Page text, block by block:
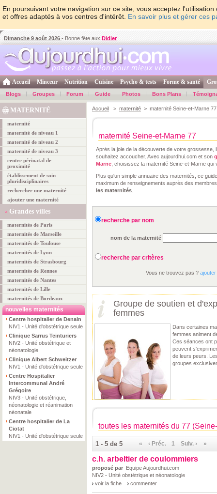
En poursuivant votre navigation sur ce site, vous acceptez
et offres adaptés à vos centres d'intérêt. En savoir plus et gérer ces
Dimanche 9 août 2026 - Bonne fête aux Didier
Accueil Minceur Nutrition Cuisine Psycho & tests Forme & santé
Blogs Groupes Forum Guide Photos Bons Plans
MATERNITÉ
maternité
maternité de niveau 1
maternité de niveau 2
maternité de niveau 3
centre périnatal de
proximité
établissement de soin
pluridisciplinaires
rechercher une maternité
ajouter une maternité
Grandes villes
maternités de Paris
maternités de Marseille
maternités de Toulouse
maternités de Lyon
maternités de Strasbourg
maternités de Rennes
maternités de Nantes
maternités de Lille
maternités de Bordeaux
nouvelles maternités
Centre hospitalier de Denain
NIV1 - Unité d'obstétrique seule
Clinique Sarrus Teinturiers
NIV2 - Unité obstétrique et
néonatologie
Clinique Albert Schweitzer
NIV1 - Unité d'obstétrique seule
Centre Hospitalier
Intercommunal André
Grégoire
NIV3 - Unité obstétrique,
néonatologie et réanimation
néonatale
Centre hospitalier de La
Ciotat
NIV1 - Unité d'obstétrique seule
Accueil > maternité > maternité Seine-et-Marne 77
maternité Seine-et-Marne 77
Après la joie de la découverte de votre grossesse,
souhaitez accoucher. Avec aujourdhui.com et son
Marne , choisissez la maternité Seine-et-Marne
Plus qu'un simple annuaire des maternités, ce
maximum de renseignements auprès des
les maternités
recherche par nom
nom de la maternité
recherche par critères
Vous ne trouvez pas ?
Groupe de soutien et
femmes
Dans certaines
femmes animent
Ces séances ont
peuvent
de leurs peurs.
groupes
toutes les maternités du 77
1 - 5 de 5 « ‹ Préc. 1 Suiv. › »
c.h. arbeltier de coulommiers
proposé par Equipe Aujourdhui.com
NIV2 - Unité obstétrique et néonatologie
voir la fiche
commenter